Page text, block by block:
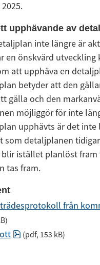
upphävande av
inte längre är
en önskvärd utveckling
att upphäva en
betyder att den
gälla och den
möjliggör för inte
upphävts är det
som detaljplanen
blir istället planlöst
tas fram.
från
pdf, 153 kB.
(pdf, 153 kB)